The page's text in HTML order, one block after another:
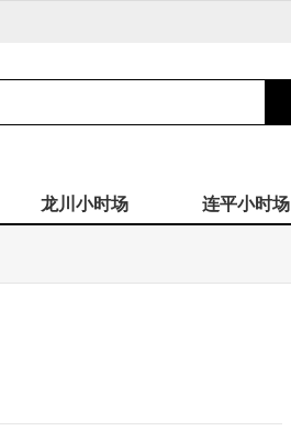
龙川小时场 连平小时场